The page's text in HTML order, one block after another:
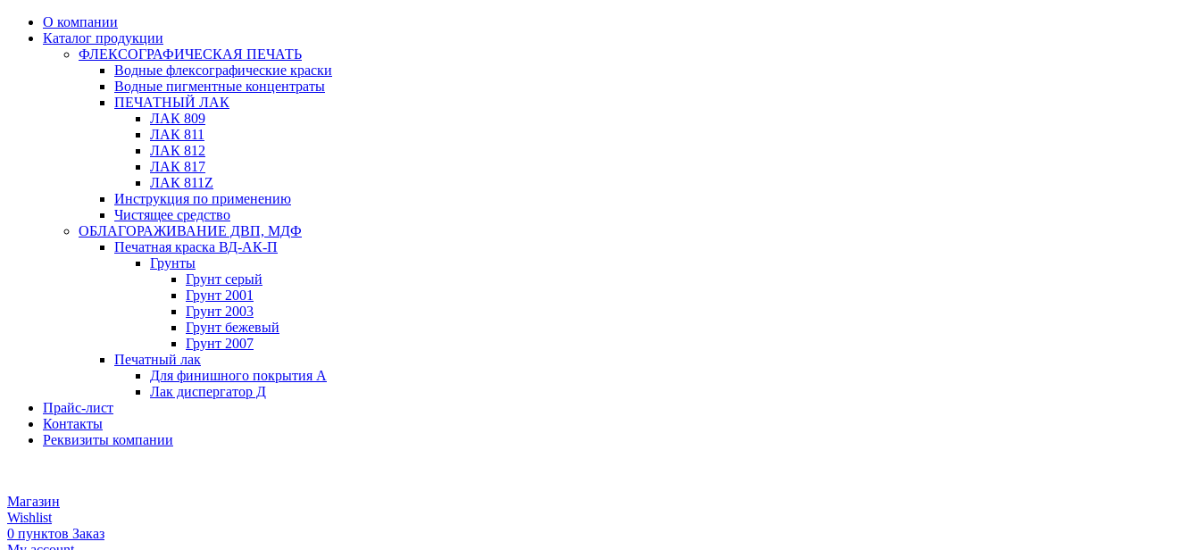
О компании
Каталог продукции
ФЛЕКСОГРАФИЧЕСКАЯ ПЕЧАТЬ
Водные флексографические краски
Водные пигментные концентраты
ПЕЧАТНЫЙ ЛАК
ЛАК 809
ЛАК 811
ЛАК 812
ЛАК 817
ЛАК 811Z
Инструкция по применению
Чистящее средство
ОБЛАГОРАЖИВАНИЕ ДВП, МДФ
Печатная краска ВД-АК-П
Грунты
Грунт серый
Грунт 2001
Грунт 2003
Грунт бежевый
Грунт 2007
Печатный лак
Для финишного покрытия А
Лак диспергатор Д
Прайс-лист
Контакты
Реквизиты компании
Магазин
Wishlist
0 пунктов Заказ